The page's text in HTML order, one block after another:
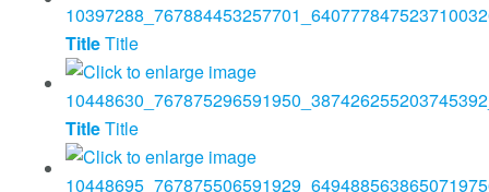
TitleTitle
TitleTitle